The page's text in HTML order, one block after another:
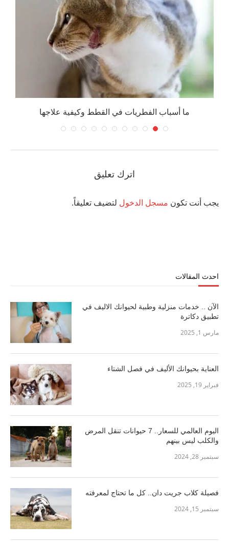
ما أسباب الفطريات في القطط وكيفية علاجها
اترك تعليق
يجب أنت تكون مسجل الدخول لتضيف تعليقاً.
احدث المقالات
الآن .. خدمات منزلية وطبية لحيوانك الاليف في
تطبيق دكاترة
مارس 1, 2025
العناية بحيوانك الأليف في فصل الشتاء
فبراير 19, 2025
اليوم العالمي للسعار.. 7 حيوانات تنقل المرض
والكلب ليس بينهم
سبتمبر 28, 2024
فصيلة كلاب جريت دان.. كل ما تحتاج لمعرفته
سبتمبر 15, 2024